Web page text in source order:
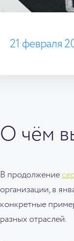
21 февраля
О чём
В продолжение
организации, в
конкретные
разных отраслей.